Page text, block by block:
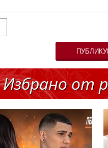
Избрано от